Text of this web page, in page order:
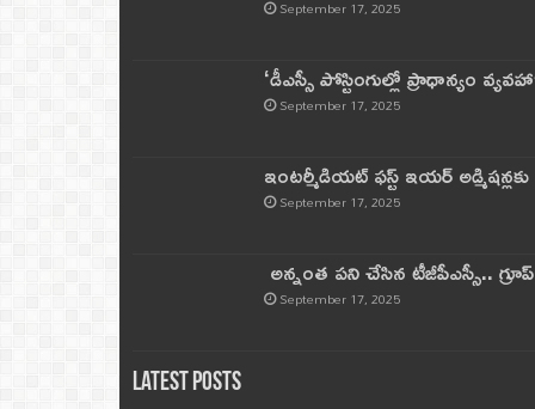
September 17, 2025
‘డీఎస్సీ పోస్టింగుల్లో ప్రాధాన్యం
September 17, 2025
ఇంటర్మీడియట్ ఫస్ట్‌ ఇయర్‌
September 17, 2025
అన్నంత పని చేసిన టీజీపీఎస్సీ..
September 17, 2025
Latest Posts